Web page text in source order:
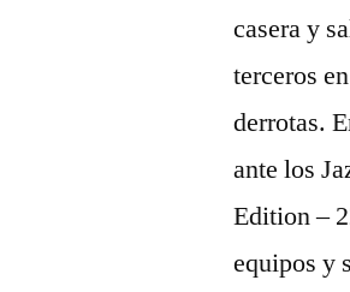
casera y
terceros
derrotas.
ante los
Edition –
equipos y